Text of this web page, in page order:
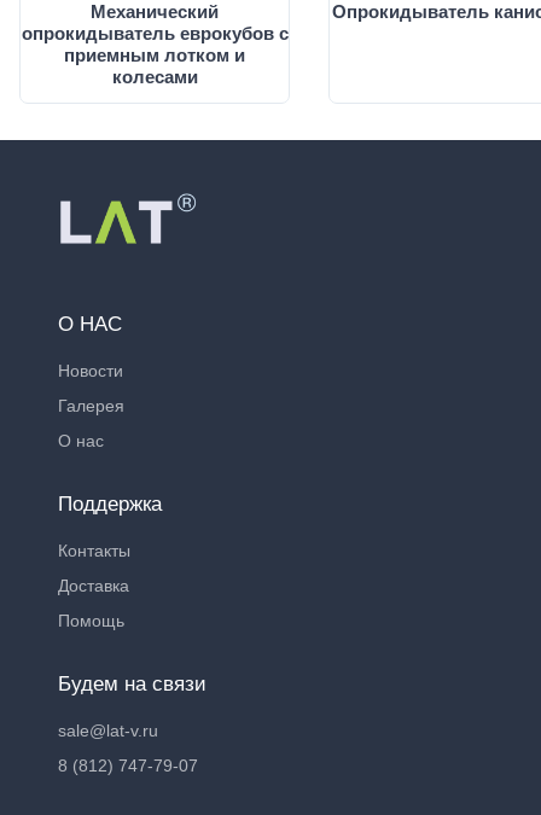
Механический
опрокидыватель еврокубов с
приемным лотком и
колесами
Опрокидыватель
О НАС
Новости
Галерея
О нас
Поддержка
Контакты
Доставка
Помощь
Будем на связи
sale@lat-v.ru
8 (812) 747-79-07